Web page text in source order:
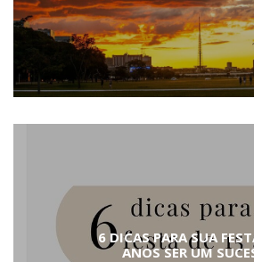
6 DICAS PARA SUA
ANOS SER UM